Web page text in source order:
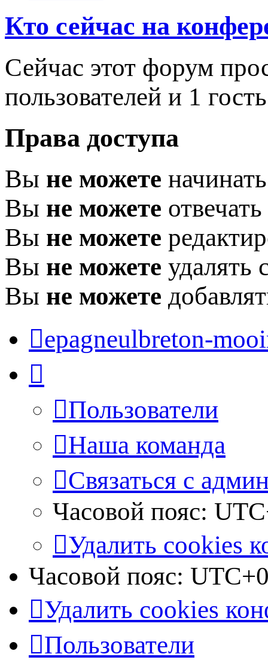
Кто сейчас на
Сейчас этот форум
пользователей и 1 гость
Права доступа
Вы не можете
Вы не можете
Вы не можете
Вы не можете удалять
Вы не можете
epagneulbreton-
Пользователи
Наша команда
Связаться с
Часовой пояс:
Удалить cookies
Часовой пояс:
Удалить cookies
Пользователи